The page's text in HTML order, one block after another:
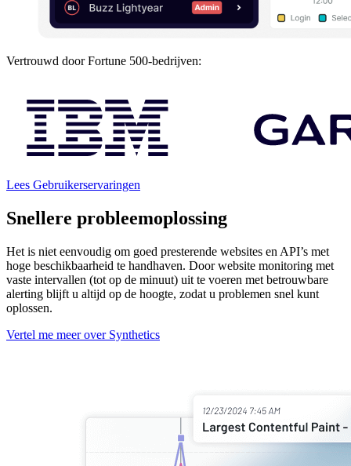
Vertrouwd door Fortune 500-bedrijven:
Lees Gebruikerservaringen
Snellere probleemoplossing
Het is niet eenvoudig om goed presterende websites en API’s met
hoge beschikbaarheid te handhaven. Door website monitoring met
vaste intervallen (tot op de minuut) uit te voeren met betrouwbare
alerting blijft u altijd op de hoogte, zodat u problemen snel kunt
oplossen.
Vertel me meer over Synthetics